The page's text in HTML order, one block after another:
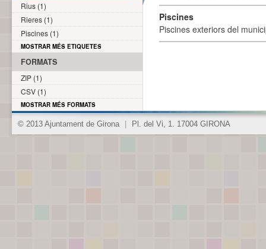
Piscines
Piscines exteriors del
Rius (1)
Rieres (1)
Piscines (1)
MOSTRAR MÉS ETIQUETES
FORMATS
ZIP (1)
CSV (1)
MOSTRAR MÉS FORMATS
© 2013 Ajuntament de Girona Pl. del Vi, 1. 17004 GIRONA